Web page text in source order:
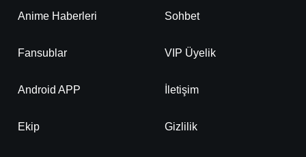
Anime Haberleri Sohbet
Fansublar VIP Üyelik
Android APP İletişim
Ekip Gizlilik